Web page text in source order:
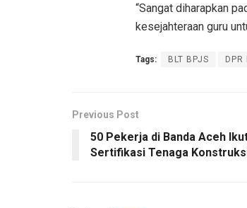
“Sangat diharapkan
kesejahteraan guru
Tags: BLT BPJS DPR
Previous Post
50 Pekerja di Banda Aceh
Sertifikasi Tenaga